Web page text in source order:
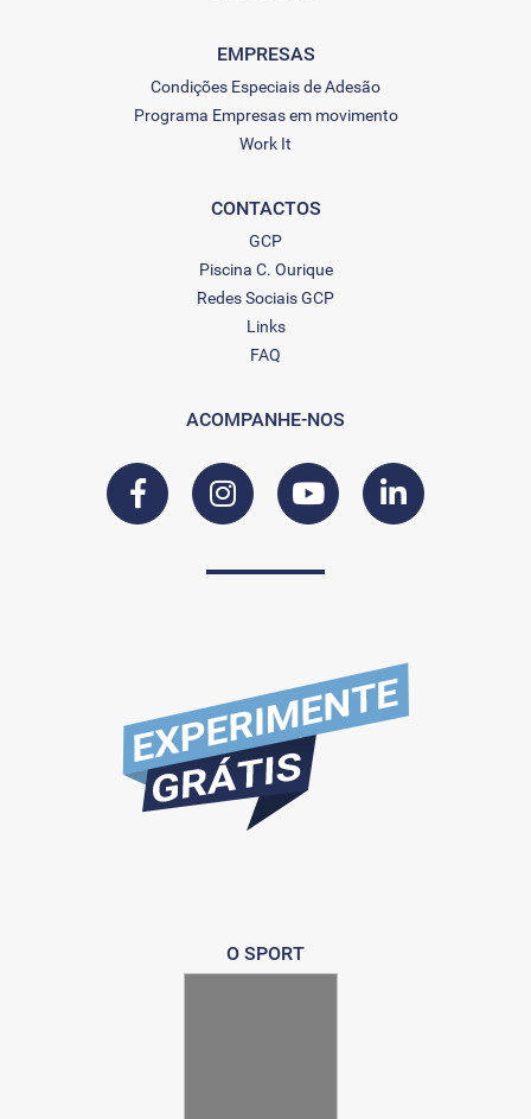
EMPRESAS
Condições Especiais de Adesão
Programa Empresas em movimento
Work It
CONTACTOS
GCP
Piscina C. Ourique
Redes Sociais GCP
Links
FAQ
ACOMPANHE-NOS
O SPORT